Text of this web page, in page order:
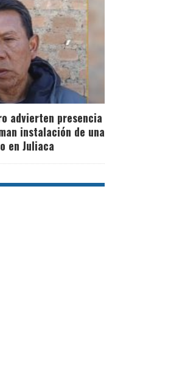
advierten presencia
instalación de una
en Juliaca